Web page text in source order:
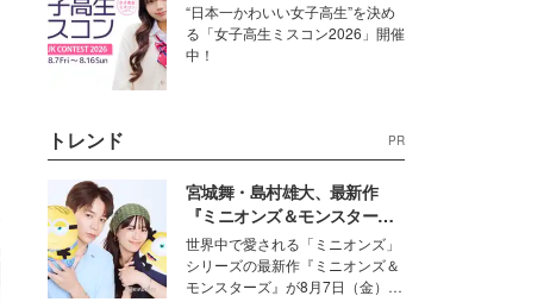
“日本一かわいい女子高生”を決め
る「女子高生ミスコン2026」開催
中！
トレンド PR
宮城舞・島村雄大、最新作
『ミニオンズ＆モンスター
ズ』の魅力熱弁 ハチャメチャ
だけじゃない“友情と絆”に感
動
世界中で愛される「ミニオンズ」
シリーズの最新作『ミニオンズ＆
モンスターズ』が8月7日（金）に